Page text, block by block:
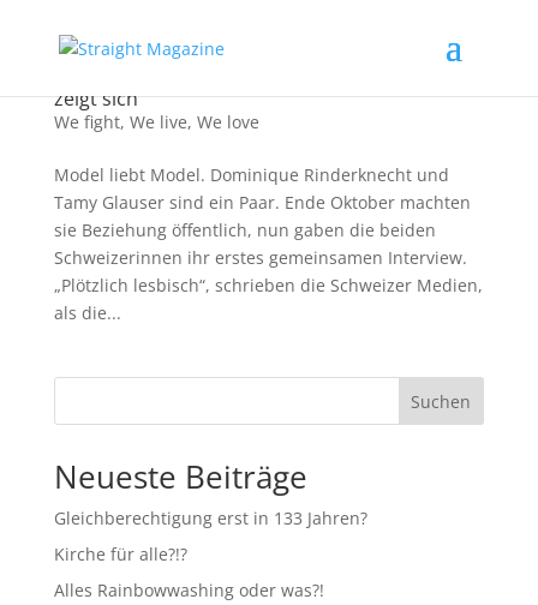
zeigt sich
We fight, We live, We love
Model liebt Model. Dominique Rinderknecht und
Tamy Glauser sind ein Paar. Ende Oktober machten
sie Beziehung öffentlich, nun gaben die beiden
Schweizerinnen ihr erstes gemeinsamen Interview.
„Plötzlich lesbisch“, schrieben die Schweizer Medien,
als die...
Suchen
Neueste Beiträge
Gleichberechtigung erst in 133 Jahren?
Kirche für alle?!?
Alles Rainbowwashing oder was?!